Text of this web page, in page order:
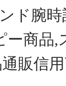
ド腕
商品
販信